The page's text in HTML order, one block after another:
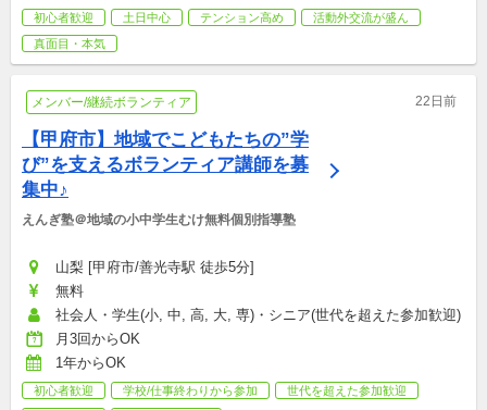
初心者歓迎 土日中心 テンション高め
活動外交流が盛ん
真面目・本気
メンバー/継続ボランティア 22日前
【甲府市】地域でこどもたちの”学
び”を支えるボランティア講師を募
集中♪
えんぎ塾＠地域の小中学生むけ無料個別指導塾
山梨 [甲府市/善光寺駅 徒歩5分]
無料
社会人・学生(小, 中, 高, 大, 専)・シニア(世代を超えた参加歓迎)
月3回からOK
1年からOK
初心者歓迎 学校/仕事終わりから参加
世代を超えた参加歓迎